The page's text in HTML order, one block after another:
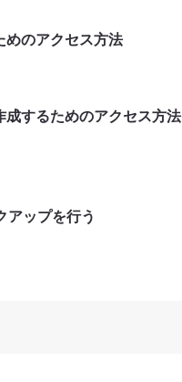
のアクセス方法
するためのアクセス方法
ップを行う